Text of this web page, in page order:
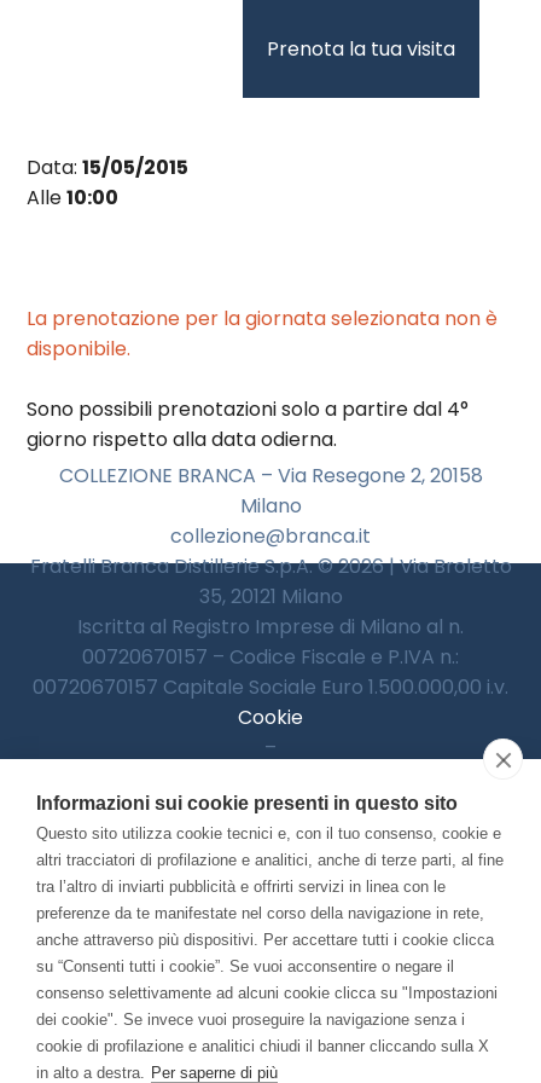
Prenota la tua visita
Data:15/05/2015
Alle10:00
La prenotazione per la giornata selezionata non è
disponibile.
Sono possibili prenotazioni solo a partire dal 4°
giorno rispetto alla data odierna.
COLLEZIONE BRANCA – Via Resegone 2, 20158
Milano
collezione@branca.it
Fratelli Branca Distillerie S.p.A. © 2026 | Via Broletto
35, 20121 Milano
Iscritta al Registro Imprese di Milano al n.
00720670157 – Codice Fiscale e P.IVA n.:
00720670157 Capitale Sociale Euro 1.500.000,00 i.v.
Cookie
–
–
Accessibilitià
Con il contributo di:
Informazioni sui cookie presenti in questo sito
Questo sito utilizza cookie tecnici e, con il tuo consenso, cookie e
altri tracciatori di profilazione e analitici, anche di terze parti, al fine
tra l’altro di inviarti pubblicità e offrirti servizi in linea con le
preferenze da te manifestate nel corso della navigazione in rete,
anche attraverso più dispositivi. Per accettare tutti i cookie clicca
su “Consenti tutti i cookie”. Se vuoi acconsentire o negare il
consenso selettivamente ad alcuni cookie clicca su "Impostazioni
dei cookie". Se invece vuoi proseguire la navigazione senza i
cookie di profilazione e analitici chiudi il banner cliccando sulla X
in alto a destra. Per saperne di più